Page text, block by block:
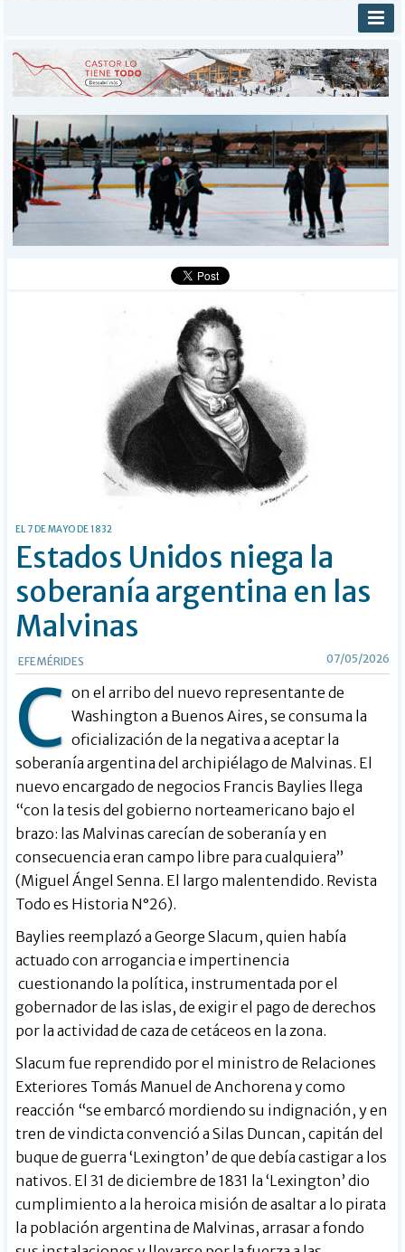
INICIO
PROVINCIALES
DEPORTES
POLICIALES
I-DIARIO
MÁS
BÚSQUEDA
EL 7 DE MAYO DE 1832
Estados Unidos niega la
soberanía argentina en las
Malvinas
EFEMÉRIDES 07/05/2026
C on el arribo del nuevo representante de
Washington a Buenos Aires, se consuma la
oficialización de la negativa a aceptar la
soberanía argentina del archipiélago de Malvinas. El
nuevo encargado de negocios Francis Baylies llega
“con la tesis del gobierno norteamericano bajo el
brazo: las Malvinas carecían de soberanía y en
consecuencia eran campo libre para cualquiera”
(Miguel Ángel Senna. El largo malentendido. Revista
Todo es Historia N°26).
Baylies reemplazó a George Slacum, quien había
actuado con arrogancia e impertinencia
cuestionando la política, instrumentada por el
gobernador de las islas, de exigir el pago de derechos
por la actividad de caza de cetáceos en la zona.
Slacum fue reprendido por el ministro de Relaciones
Exteriores Tomás Manuel de Anchorena y como
reacción “se embarcó mordiendo su indignación, y en
tren de vindicta convenció a Silas Duncan, capitán del
buque de guerra ‘Lexington’ de que debía castigar a los
nativos. El 31 de diciembre de 1831 la ‘Lexington’ dio
cumplimiento a la heroica misión de asaltar a lo pirata
la población argentina de Malvinas, arrasar a fondo